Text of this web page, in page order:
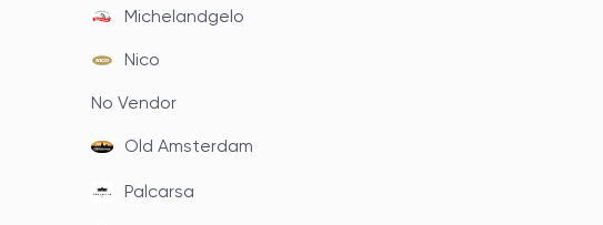
Michelandgelo
Nico
No Vendor
Old Amsterdam
Palcarsa